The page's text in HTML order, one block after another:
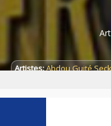
Artistes:Abdou Guité Seck